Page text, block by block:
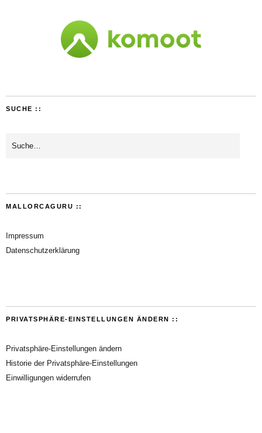
SUCHE ::
MALLORCAGURU ::
Impressum
Datenschutzerklärung
PRIVATSPHÄRE-EINSTELLUNGEN ÄNDERN ::
Privatsphäre-Einstellungen ändern
Historie der Privatsphäre-Einstellungen
Einwilligungen widerrufen